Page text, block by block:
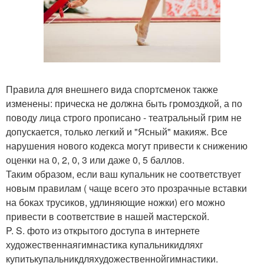
Правила для внешнего вида спортсменок также
изменены: прическа не должна быть громоздкой, а по
поводу лица строго прописано - театральный грим не
допускается, только легкий и "Ясный" макияж. Все
нарушения нового кодекса могут привести к снижению
оценки на 0, 2, 0, 3 или даже 0, 5 баллов.
Таким образом, если ваш купальник не соответствует
новым правилам ( чаще всего это прозрачные вставки
на боках трусиков, удлиняющие ножки) его можно
привести в соответствие в нашей мастерской.
P. S. фото из открытого доступа в интернете
художественнаягимнастика купальникидляхг
купитькупальникдляхудожественнойгимнастики.